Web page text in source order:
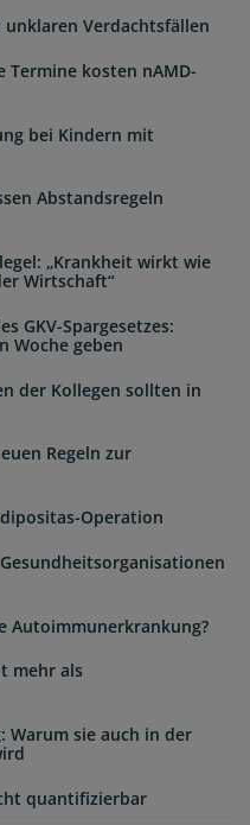
unklaren Verdachtsfällen
Termine kosten nAMD-
bei Kindern mit
Abstandsregeln
„Krankheit wirkt wie
Wirtschaft“
GKV-Spargesetzes:
Woche geben
der Kollegen sollten in
Regeln zur
Operation
Autoimmunerkrankung?
mehr als
Warum sie auch in der
quantifizierbar